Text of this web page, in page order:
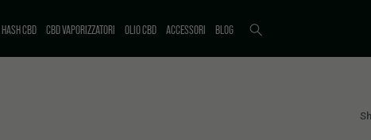
HASH CBD CBD VAPORIZZATORI OLIO CBD ACCESSORI BLOG